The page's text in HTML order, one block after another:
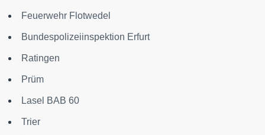
Feuerwehr Flotwedel
Bundespolizeiinspektion Erfurt
Ratingen
Prüm
Lasel BAB 60
Trier